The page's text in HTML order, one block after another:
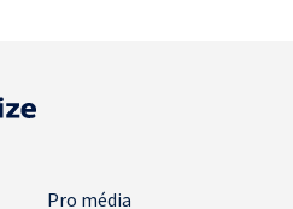
Pro média